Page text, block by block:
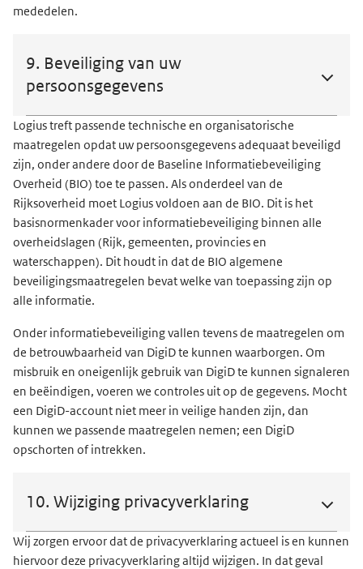
mededelen.
9. Beveiliging van uw
persoonsgegevens
Logius treft passende technische en organisatorische
maatregelen opdat uw persoonsgegevens adequaat beveiligd
zijn, onder andere door de Baseline Informatiebeveiliging
Overheid (BIO) toe te passen. Als onderdeel van de
Rijksoverheid moet Logius voldoen aan de BIO. Dit is het
basisnormenkader voor informatiebeveiliging binnen alle
overheidslagen (Rijk, gemeenten, provincies en
waterschappen). Dit houdt in dat de BIO algemene
beveiligingsmaatregelen bevat welke van toepassing zijn op
alle informatie.
Onder informatiebeveiliging vallen tevens de maatregelen om
de betrouwbaarheid van DigiD te kunnen waarborgen. Om
misbruik en oneigenlijk gebruik van DigiD te kunnen signaleren
en beëindigen, voeren we controles uit op de gegevens. Mocht
een DigiD-account niet meer in veilige handen zijn, dan
kunnen we passende maatregelen nemen; een DigiD
opschorten of intrekken.
10. Wijziging privacyverklaring
Wij zorgen ervoor dat de privacyverklaring actueel is en kunnen
hiervoor deze privacyverklaring altijd wijzigen. In dat geval